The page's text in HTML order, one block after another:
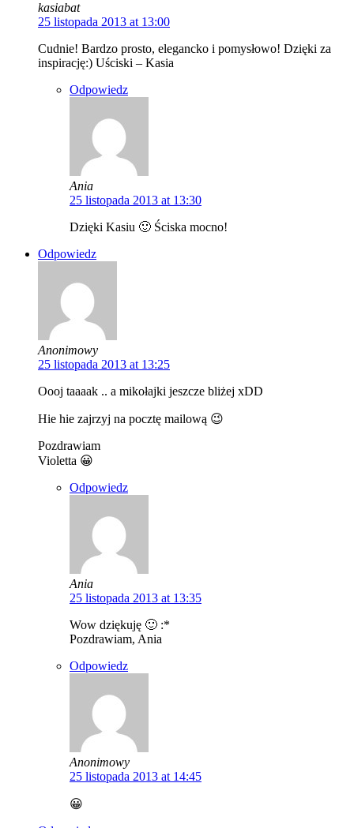
kasiabat
25 listopada 2013 at 13:00
Cudnie! Bardzo prosto, elegancko i pomysłowo! Dzięki za
inspirację:) Uściski – Kasia
Odpowiedz
Ania
25 listopada 2013 at 13:30
Dzięki Kasiu 🙂 Ściska mocno!
Odpowiedz
Anonimowy
25 listopada 2013 at 13:25
Oooj taaaak .. a mikołajki jeszcze bliżej xDD
Hie hie zajrzyj na pocztę mailową 😉
Pozdrawiam
Violetta 😀
Odpowiedz
Ania
25 listopada 2013 at 13:35
Wow dziękuję 🙂 :*
Pozdrawiam, Ania
Odpowiedz
Anonimowy
25 listopada 2013 at 14:45
😀